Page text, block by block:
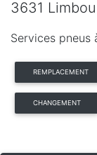
3631
Services pneus
REMPLACEMENT
CHANGEMENT